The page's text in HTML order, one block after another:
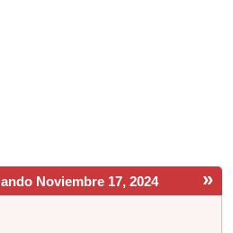
»
Noviembre 17, 2024